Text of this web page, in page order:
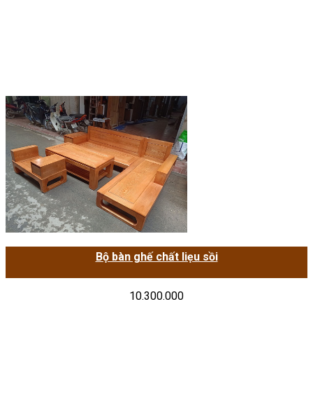
Bộ bàn ghế chất liẹu sồi
10.300.000